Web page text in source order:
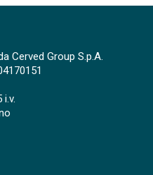
Cerved Group S.p.A.
i.v.